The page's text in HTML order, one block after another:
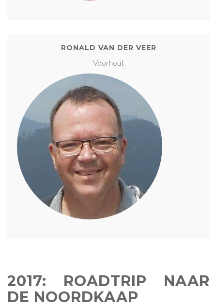
RONALD VAN DER VEER
Voorhout
2017: ROADTRIP NAAR
DE NOORDKAAP